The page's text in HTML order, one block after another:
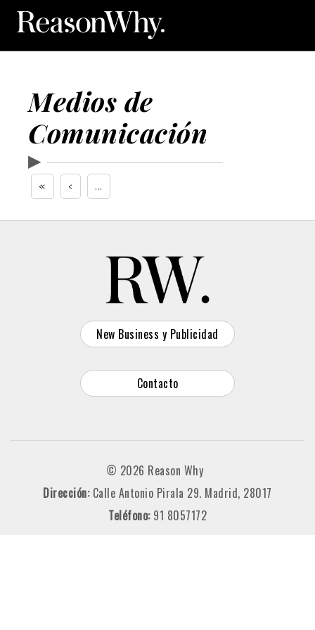
Medios de
Comunicación
▶
« ‹ ...
New Business y Publicidad
Contacto
© 2026 Reason Why
Dirección: Calle Antonio Pirala 29. Madrid, 28017
Teléfono: 91 8057172